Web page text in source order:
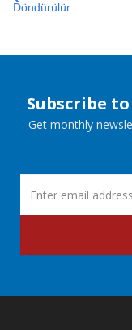
Döndürülür
Subscribe
Get monthly